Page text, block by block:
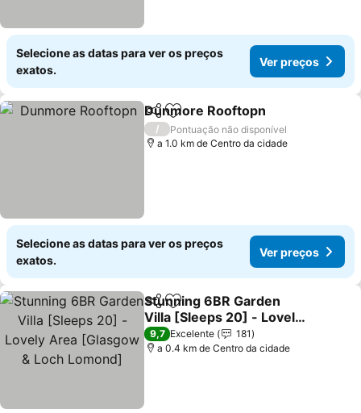
Selecione as datas para ver os preços
exatos.
Ver preços
PartilharAdicionar aos favoritos
Dunmore Rooftopn
/
Pontuação não disponível
a 1.0 km de Centro da cidade
Selecione as datas para ver os preços
exatos.
Ver preços
PartilharAdicionar aos favoritos
Stunning 6BR Garden
Villa [Sleeps 20] - Lovely
Area [Glasgow & Loch
Lomond]
9,7 Excelente
181
a 0.4 km de Centro da cidade